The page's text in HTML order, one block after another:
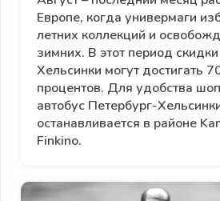
Европе, когда универмаги
летних коллекций и
зимних. В этот период
Хельсинки могут достигать
процентов. Для удобства
автобус Петербург-
останавливается в районе
Finkino.